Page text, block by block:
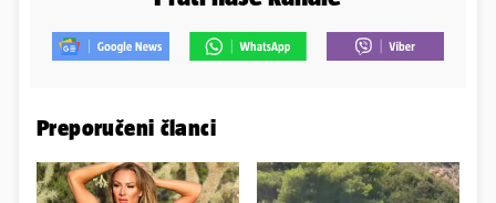
Preporučeni članci